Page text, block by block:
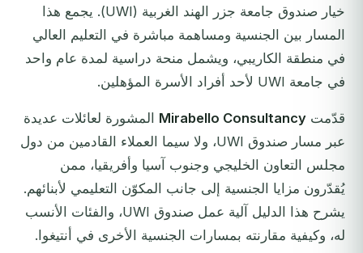
خيار صندوق جامعة جزر الهند الغربية (UWI). يجمع هذا
المسار بين الجنسية ومساهمة مباشرة في التعليم العالي
في منطقة الكاريبي، ويشمل منحة دراسية لمدة عام واحد
في جامعة UWI لأحد أفراد الأسرة المؤهلين.
قدّمت Mirabello Consultancy المشورة لعائلات عديدة
عبر مسار صندوق UWI، ولا سيما العملاء القادمين من دول
مجلس التعاون الخليجي وجنوب آسيا وأفريقيا، ممن
يُقدّرون مزايا الجنسية إلى جانب المكوّن التعليمي لأبنائهم.
يشرح هذا الدليل آلية عمل صندوق UWI، والفئات الأنسب
له، وكيفية مقارنته بمسارات الجنسية الأخرى في أنتيغوا.